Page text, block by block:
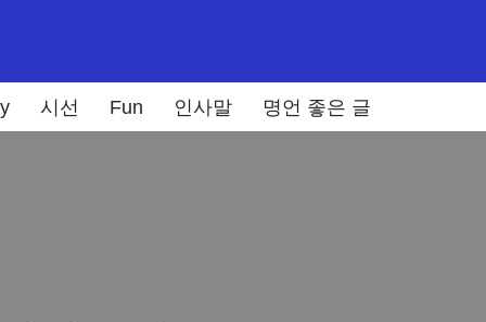
시선 Fun 인사말 명언 좋은 글